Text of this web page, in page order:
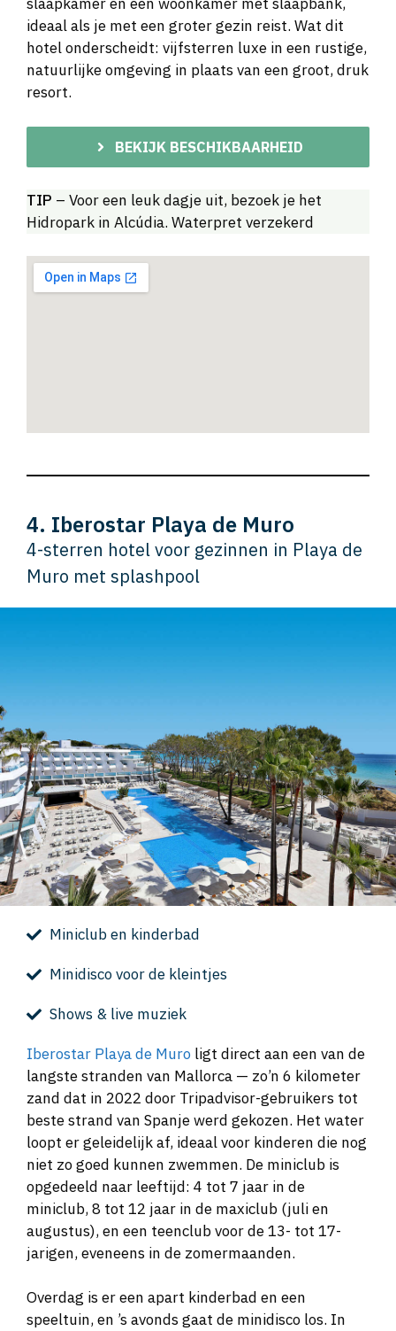
ideaal als je met een groter gezin reist. Wat dit
hotel onderscheidt: vijfsterren luxe in een rustige,
natuurlijke omgeving in plaats van een groot, druk
resort.
BEKIJK BESCHIKBAARHEID
TIP – Voor een leuk dagje uit, bezoek je het
Hidropark in Alcúdia. Waterpret verzekerd
4. Iberostar Playa de Muro
4-sterren hotel voor gezinnen in Playa de
Muro met splashpool
Miniclub en kinderbad
Minidisco voor de kleintjes
Shows & live muziek
Iberostar Playa de Muro ligt direct aan een van de
langste stranden van Mallorca — zo’n 6 kilometer
zand dat in 2022 door Tripadvisor-gebruikers tot
beste strand van Spanje werd gekozen. Het water
loopt er geleidelijk af, ideaal voor kinderen die nog
niet zo goed kunnen zwemmen. De miniclub is
opgedeeld naar leeftijd: 4 tot 7 jaar in de
miniclub, 8 tot 12 jaar in de maxiclub (juli en
augustus), en een teenclub voor de 13- tot 17-
jarigen, eveneens in de zomermaanden.
Overdag is er een apart kinderbad en een
speeltuin, en ’s avonds gaat de minidisco los. In